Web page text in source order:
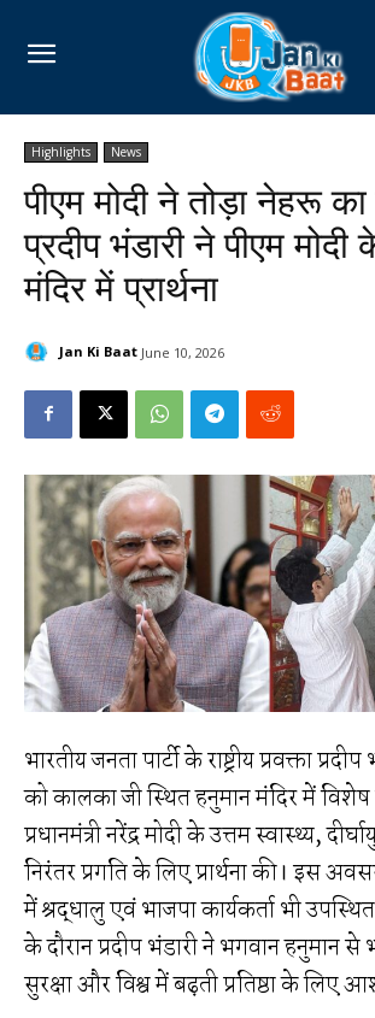
Highlights News
पीएम मोदी ने तोड़ा नेहरू का
प्रदीप भंडारी ने पीएम
मंदिर में प्रार्थना
Jan Ki Baat June 10, 2026
भारतीय जनता पार्टी के राष्ट्रीय प्रवक्ता
को कालका जी स्थित हनुमान मंदिर में
प्रधानमंत्री नरेंद्र मोदी के उत्तम स्वास्थ्य,
निरंतर प्रगति के लिए प्रार्थना की। इस
में श्रद्धालु एवं भाजपा कार्यकर्ता भी
के दौरान प्रदीप भंडारी ने भगवान हनुमान
सुरक्षा और विश्व में बढ़ती प्रतिष्ठा के लिए